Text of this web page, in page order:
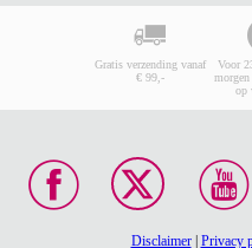
Gratis verzending vanaf
€ 99,-
Voor
op
Disclaimer| Privacy